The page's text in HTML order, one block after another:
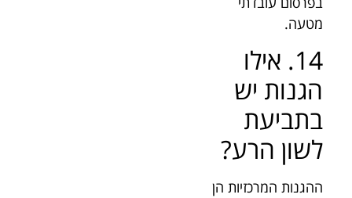
מטעה.
14. אילו
הגנות יש
בתביעת
לשון הרע?
ההגנות המרכזיות הן